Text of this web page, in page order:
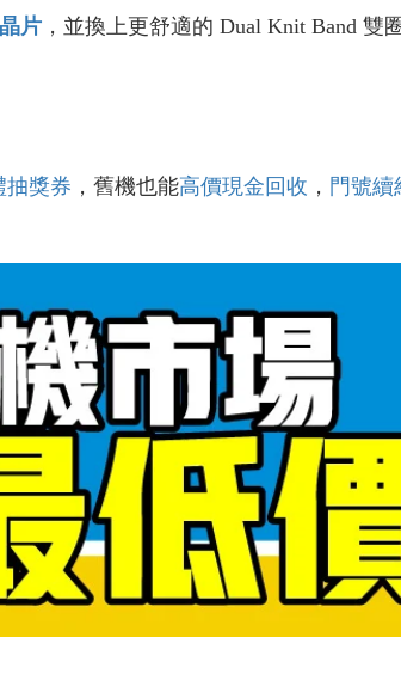
片 ，並換上更舒適的 Dual Knit Band 雙
抽獎券 ，舊機也能高價現金回收 ， 門號續